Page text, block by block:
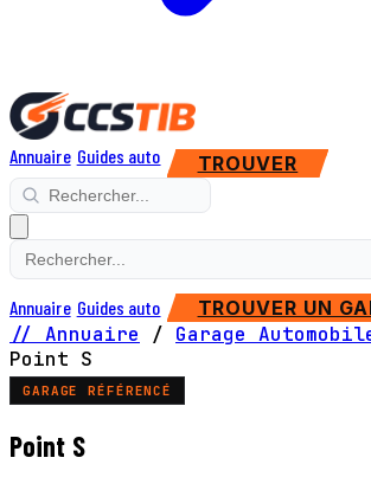
Annuaire Guides auto TROUVER
Annuaire Guides auto TROUVER UN
// Annuaire / Garage
Point S
GARAGE RÉFÉRENCÉ
Point S